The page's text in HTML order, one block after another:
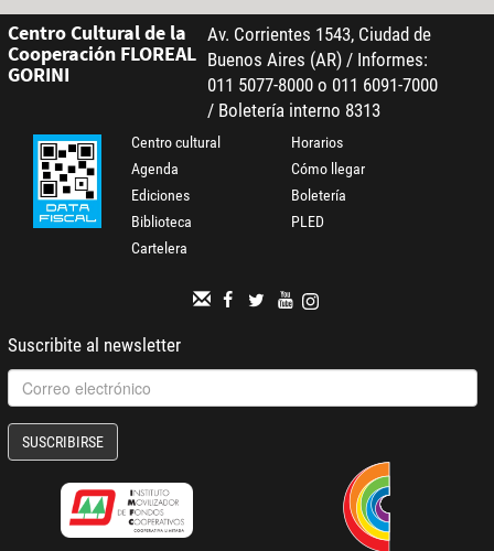
Centro Cultural de la
Cooperación FLOREAL
GORINI
Av. Corrientes 1543, Ciudad de
Buenos Aires (AR) / Informes:
011 5077-8000 o 011 6091-7000
/ Boletería interno 8313
Centro cultural
Agenda
Ediciones
Biblioteca
Cartelera
Horarios
Cómo llegar
Boletería
PLED
Suscribite al newsletter
SUSCRIBIRSE